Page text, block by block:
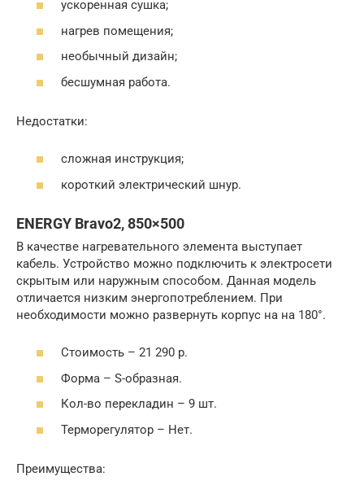
ускоренная сушка;
нагрев помещения;
необычный дизайн;
бесшумная работа.
Недостатки:
сложная инструкция;
короткий электрический шнур.
ENERGY Bravo2, 850×500
В качестве нагревательного элемента выступает
кабель. Устройство можно подключить к электросети
скрытым или наружным способом. Данная модель
отличается низким энергопотреблением. При
необходимости можно развернуть корпус на на 180°.
Стоимость – 21 290 р.
Форма – S-образная.
Кол-во перекладин – 9 шт.
Терморегулятор – Нет.
Преимущества: